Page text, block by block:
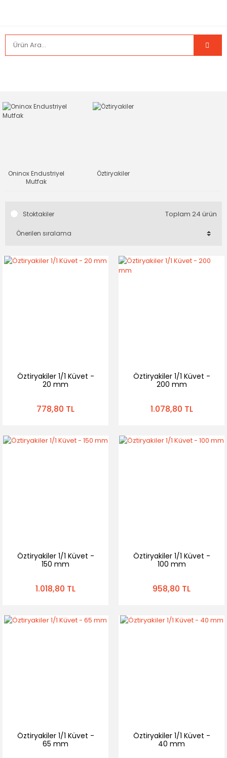
Oninox Endustriyel
Mutfak
Öztiryakiler
Stoktakiler Toplam 24 ürün
Öztiryakiler 1/1 Küvet -
20 mm
778,80 TL
Öztiryakiler 1/1 Küvet -
200 mm
1.078,80 TL
Öztiryakiler 1/1 Küvet -
150 mm
1.018,80 TL
Öztiryakiler 1/1 Küvet -
100 mm
958,80 TL
Öztiryakiler 1/1 Küvet -
65 mm
Öztiryakiler 1/1 Küvet -
40 mm